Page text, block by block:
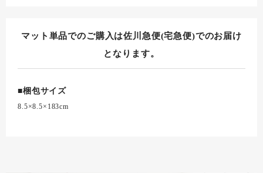
マット単品でのご購入は佐川急便(宅急便)でのお届け
となります。
■梱包サイズ
8.5×8.5×183cm